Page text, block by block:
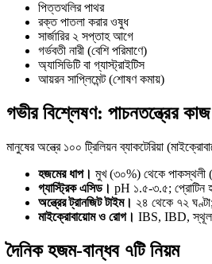
পিত্তথলির পাথর
রক্ত পাতলা করার ওষুধ
সার্জারির ২ সপ্তাহ আগে
গর্ভবতী নারী (বেশি পরিমাণে)
অ্যাসিডিটি বা গ্যাস্ট্রাইটিস
আয়রন সাপ্লিমেন্ট (শোষণ কমায়)
গভীর বিশ্লেষণ: পাচনতন্ত্রের
মানুষের অন্ত্রে ১০০ ট্রিলিয়ন ব্যাকটেরিয়া
হজমের ধাপ। মুখ (৩০%) থেকে পাকস্থলী
গ্যাস্ট্রিক এসিড। pH ১.৫-৩.৫; প্রোটিন
অন্ত্রের ট্রানজিট টাইম। ২৪ থেকে ৭২ ঘণ্টা;
মাইক্রোবায়োম ও রোগ। IBS, IBD,
দৈনিক হজম-বান্ধব ৭টি নিয়ম